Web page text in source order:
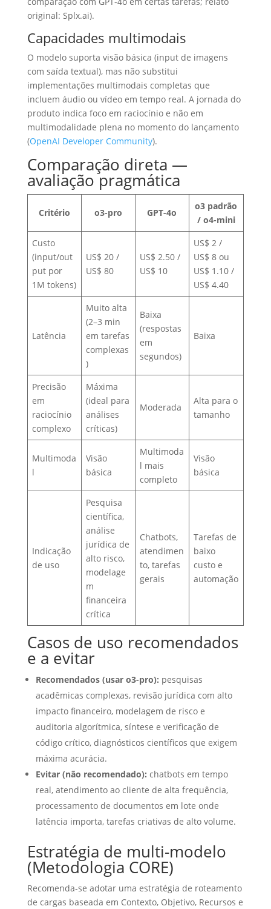
original: Splx.ai).
Capacidades multimodais
O modelo suporta visão básica (input de imagens
com saída textual), mas não substitui
implementações multimodais completas que
incluem áudio ou vídeo em tempo real. A jornada do
produto indica foco em raciocínio e não em
multimodalidade plena no momento do lançamento
(OpenAI Developer Community).
Comparação direta —
avaliação pragmática
Critério o3-pro GPT-4o
o3 padrão
/ o4-mini
Custo
(input/out
put por
1M tokens)
US$ 20 /
US$ 80
US$ 2.50 /
US$ 10
US$ 2 /
US$ 8 ou
US$ 1.10 /
US$ 4.40
Latência
Muito alta
(2–3 min
em tarefas
complexas
)
Baixa
(respostas
em
segundos)
Baixa
Precisão
em
raciocínio
complexo
Máxima
(ideal para
análises
críticas)
Moderada
Alta para o
tamanho
Multimoda
l
Visão
básica
Multimoda
l mais
completo
Visão
básica
Indicação
de uso
Pesquisa
científica,
análise
jurídica de
alto risco,
modelage
m
financeira
crítica
Chatbots,
atendimen
to, tarefas
gerais
Tarefas de
baixo
custo e
automação
Casos de uso recomendados
e a evitar
Recomendados (usar o3-pro): pesquisas
acadêmicas complexas, revisão jurídica com alto
impacto financeiro, modelagem de risco e
auditoria algorítmica, síntese e verificação de
código crítico, diagnósticos científicos que exigem
máxima acurácia.
Evitar (não recomendado): chatbots em tempo
real, atendimento ao cliente de alta frequência,
processamento de documentos em lote onde
latência importa, tarefas criativas de alto volume.
Estratégia de multi-modelo
(Metodologia CORE)
Recomenda-se adotar uma estratégia de roteamento
de cargas baseada em Contexto, Objetivo, Recursos e